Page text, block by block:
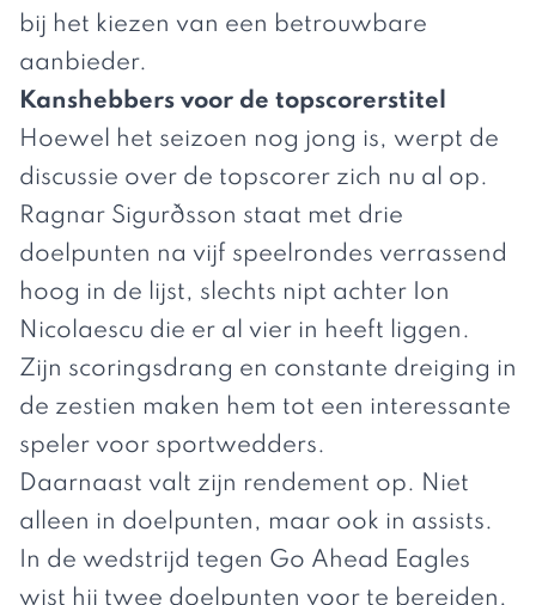
bij het kiezen van een betrouwbare
aanbieder.
Kanshebbers voor de topscorerstitel
Hoewel het seizoen nog jong is, werpt de
discussie over de topscorer zich nu al op.
Ragnar Sigurðsson staat met drie
doelpunten na vijf speelrondes verrassend
hoog in de lijst, slechts nipt achter Ion
Nicolaescu die er al vier in heeft liggen.
Zijn scoringsdrang en constante dreiging in
de zestien maken hem tot een interessante
speler voor sportwedders.
Daarnaast valt zijn rendement op. Niet
alleen in doelpunten, maar ook in assists.
In de wedstrijd tegen Go Ahead Eagles
wist hij twee doelpunten voor te bereiden,